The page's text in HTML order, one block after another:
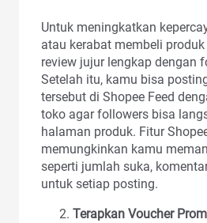
Untuk meningkatkan
atau kerabat membeli
review jujur lengkap dengan
Setelah itu, kamu bisa
tersebut di Shopee Feed
toko agar followers bisa
halaman produk. Fitur
memungkinkan kamu
seperti jumlah suka,
untuk setiap posting.
Terapkan Voucher